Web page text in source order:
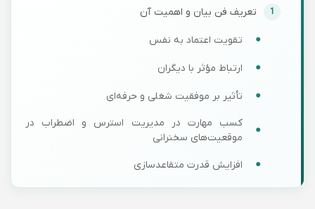
تعریف فن بیان و اهمیت آن
تقویت اعتماد به نفس
ارتباط مؤثر با دیگران
تأثیر بر موفقیت شغلی و حرفه‌ای
کسب مهارت در مدیریت استرس و اضطراب در
موقعیت‌های سخنرانی
افزایش قدرت متقاعدسازی